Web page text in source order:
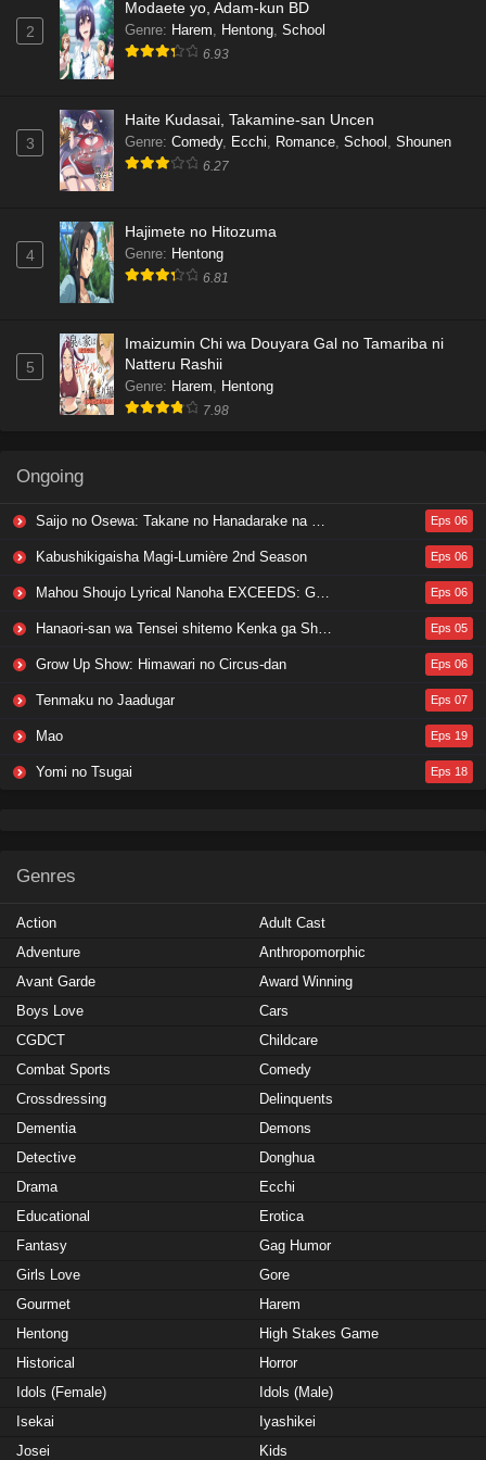
2
Modaete yo, Adam-kun BD
Genre: Harem Hentong School
6.93
3
Haite Kudasai, Takamine-san Uncen
Genre: Comedy, Ecchi Romance School Shounen
6.27
4
Hajimete no Hitozuma
Genre: Hentong
6.81
5
Imaizumin Chi wa Douyara Gal no Tamariba ni
Natteru Rashii
Genre: Harem Hentong
7.98
Ongoing
Saijo no Osewa: Takane no Hanadarake na Meimonkou de, Gakuin Ichi no Ojousama (Seikatsu Nouryoku Kaimu) wo Kagenagara Osewa suru Koto ni Narimashita Eps 06
Kabushikigaisha Magi-Lumière 2nd Season Eps 06
Mahou Shoujo Lyrical Nanoha EXCEEDS: Gun Blaze Vengeance Eps 06
Hanaori-san wa Tensei shitemo Kenka ga Shitai Eps 05
Grow Up Show: Himawari no Circus-dan Eps 06
Tenmaku no Jaadugar Eps 07
Mao Eps 19
Yomi no Tsugai Eps 18
Genres
Action
Adult Cast
Adventure
Anthropomorphic
Avant Garde
Award Winning
Boys Love
Cars
CGDCT
Childcare
Combat Sports
Comedy
Crossdressing
Delinquents
Dementia
Demons
Detective
Donghua
Drama
Ecchi
Educational
Erotica
Fantasy
Gag Humor
Girls Love
Gore
Gourmet
Harem
Hentong
High Stakes Game
Historical
Horror
Idols (Female)
Idols (Male)
Isekai
Iyashikei
Josei
Kids